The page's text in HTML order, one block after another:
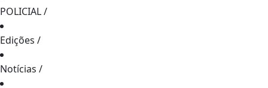
POLICIAL/
Edições /
Notícias /